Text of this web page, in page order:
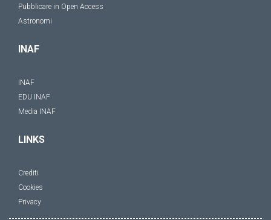
Pubblicare in Open Access
Astronomi
INAF
INAF
EDU INAF
Media INAF
LINKS
Crediti
Cookies
Privacy